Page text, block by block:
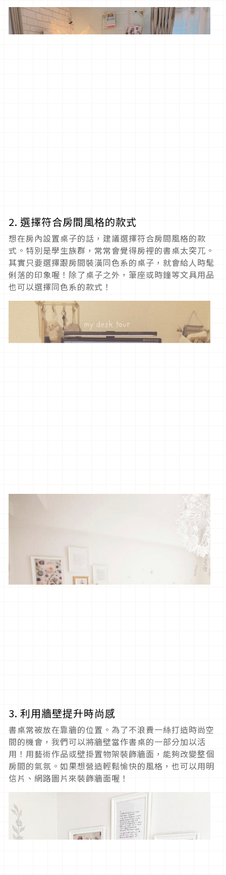
2. 選擇符合房間風格的款式
想在房內設置桌子的話，建議選擇符合房間風格的款
式。特別是學生族群，常常會覺得房裡的書桌太突兀。
其實只要選擇跟房間裝潢同色系的桌子，就會給人時髦
俐落的印象喔！除了桌子之外，筆座或時鐘等文具用品
也可以選擇同色系的款式！
3. 利用牆壁提升時尚感
書桌常被放在靠牆的位置。為了不浪費一絲打造時尚空
間的機會，我們可以將牆壁當作書桌的一部分加以活
用！用藝術作品或壁掛置物架裝飾牆面，能夠改變整個
房間的氣氛。如果想營造輕鬆愉快的風格，也可以用明
信片、網路圖片來裝飾牆面喔！